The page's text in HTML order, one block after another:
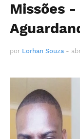
Missões
por Lorhan Souza -